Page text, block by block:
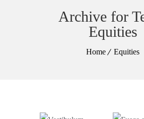
Archive for
Equities
Home Equities